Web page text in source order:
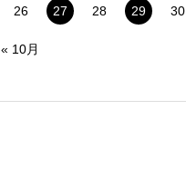
26
27 28 29 30
« 10月